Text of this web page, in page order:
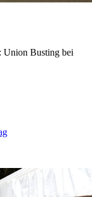
Union Busting bei